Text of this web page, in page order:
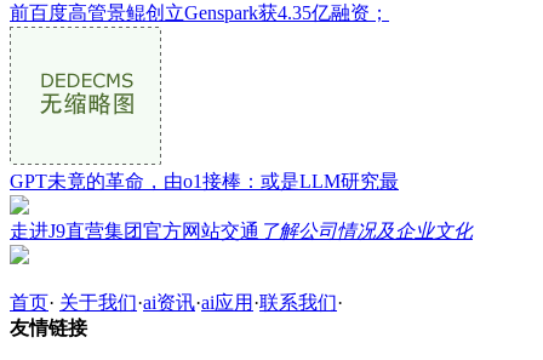
前百度高管景鲲创立Genspark获4.35亿融资；
GPT未竟的革命，由o1接棒：或是LLM研究最
走进J9直营集团官方网站交通 了解公司情况及企业文化
首页· 关于我们·ai资讯·ai应用 ·联系我们·
友情链接